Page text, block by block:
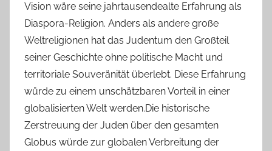
Vision wäre seine jahrtausendealte Erfahrung als
Diaspora-Religion. Anders als andere große
Weltreligionen hat das Judentum den Großteil
seiner Geschichte ohne politische Macht und
territoriale Souveränität überlebt. Diese Erfahrung
würde zu einem unschätzbaren Vorteil in einer
globalisierten Welt werden.Die historische
Zerstreuung der Juden über den gesamten
Globus würde zur globalen Verbreitung der